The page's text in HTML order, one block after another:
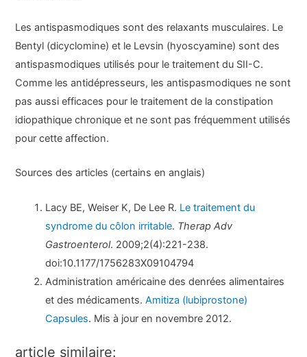
Les antispasmodiques sont des relaxants musculaires. Le
Bentyl (dicyclomine) et le Levsin (hyoscyamine) sont des
antispasmodiques utilisés pour le traitement du SII-C.
Comme les antidépresseurs, les antispasmodiques ne sont
pas aussi efficaces pour le traitement de la constipation
idiopathique chronique et ne sont pas fréquemment utilisés
pour cette affection.
Sources des articles (certains en anglais)
Lacy BE, Weiser K, De Lee R. Le traitement du
syndrome du côlon irritable. Therap Adv
Gastroenterol. 2009;2(4):221-238.
doi:10.1177/1756283X09104794
Administration américaine des denrées alimentaires
et des médicaments.Amitiza (lubiprostone)
Capsules. Mis à jour en novembre 2012.
article similaire: